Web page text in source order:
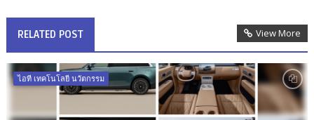
RELATED POST View More
ไอที เทคโนโลยี นวัตกรรม